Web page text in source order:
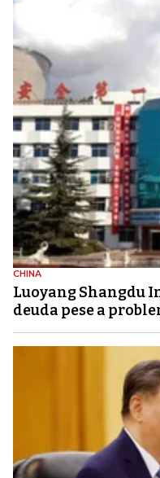
CHINA
Luoyang Shangdu
deuda pese a